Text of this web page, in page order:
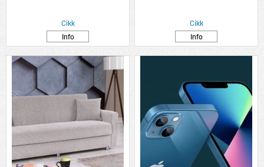
Cikk
Info
Cikk
Info